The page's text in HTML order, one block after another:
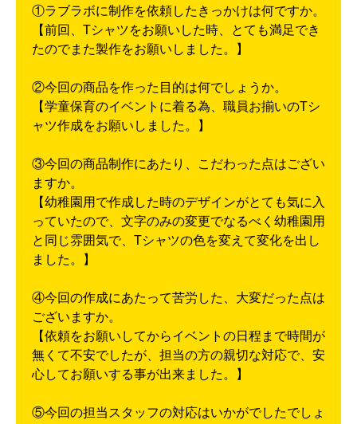
①ラブラボに制作を依頼したきっかけは何ですか。
【前回、Tシャツをお願いした時、とても満足でき
たのでまた製作をお願いしました。】
②今回の商品を作った目的は何でしょうか。
【学童保育のイベントに着る為、職員お揃いのTシ
ャツ作成をお願いしました。】
③今回の商品制作にあたり、こだわった点はござい
ますか。
【幼稚園用で作成した時のデザインがとても気に入
っていたので、文字のみの変更でなるべく幼稚園用
と同じ雰囲気で、Tシャツの色を変えて変化を出し
ました。】
④今回の作成にあたって苦労した、大変だった点は
ございますか。
【依頼をお願いしてからイベントの日程まで時間が
無くて不安でしたが、担当の方の親切な対応で、安
心してお願いする事が出来ました。】
⑤今回の担当スタッフの対応はいかがでしたでしょ